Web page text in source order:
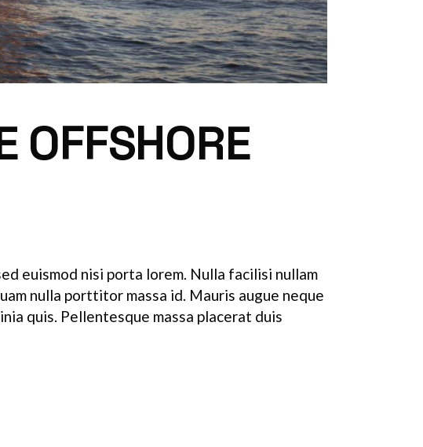
OFFSHORE
euismod nisi porta lorem. Nulla facilisi nullam
nulla porttitor massa id. Mauris augue neque
quis. Pellentesque massa placerat duis